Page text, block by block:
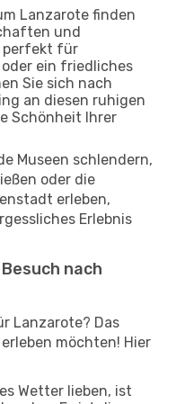
Lanzarote finden
und
perfekt für
ein friedliches
Sie sich nach
an diesen ruhigen
Schönheit Ihrer
Museen schlendern,
oder die
erleben,
Erlebnis
nach
Lanzarote? Das
möchten! Hier
Wetter lieben, ist